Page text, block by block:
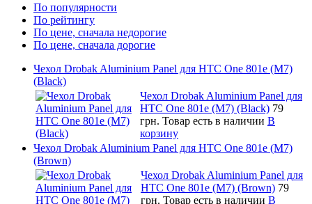
По популярности
По рейтингу
По цене, сначала недорогие
По цене, сначала дорогие
Чехол Drobak Aluminium Panel для HTC One 801e (M7)
(Black)
Чехол Drobak Aluminium Panel для
HTC One 801e (M7) (Black) 79
грн. Товар есть в наличии В
корзину
Чехол Drobak Aluminium Panel для HTC One 801e (M7)
(Brown)
Чехол Drobak Aluminium Panel для
HTC One 801e (M7) (Brown) 79
грн. Товар есть в наличии В